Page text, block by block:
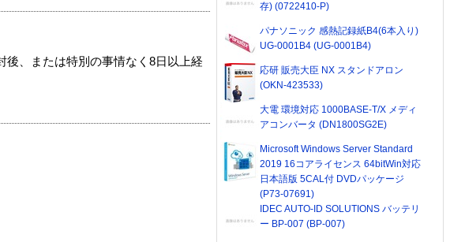
後、または特別の事情なく8日以上経
存) (0722410-P)
パナソニック 感熱記録紙B4(6本入り)
UG-0001B4 (UG-0001B4)
応研 販売大臣 NX スタンドアロン
(OKN-423533)
大電 環境対応 1000BASE-T/X メディ
アコンバータ (DN1800SG2E)
Microsoft Windows Server Standard
2019 16コアライセンス 64bitWin対応
日本語版 5CAL付 DVDパッケージ
(P73-07691)
IDEC AUTO-ID SOLUTIONS バッテリ
ー BP-007 (BP-007)